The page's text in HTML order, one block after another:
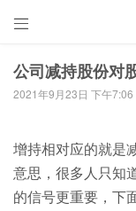

公司减持股份对
2021年9月23日 下午7:06
增持相对应的就是
意思，很多人只知
的信号更重要，下